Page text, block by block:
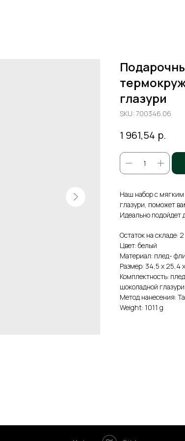
глазури
SKU: 700346.06
1 961,54 р.
Наш набор с
глазури, поможет
Идеально подойдет
Остаток на складе: 2
Цвет: белый
Материал: плед-
Размер: 34,5 х 25,4
Комплектность:
шоколадной глазури
Метод нанесения:
Weight: 1011 g